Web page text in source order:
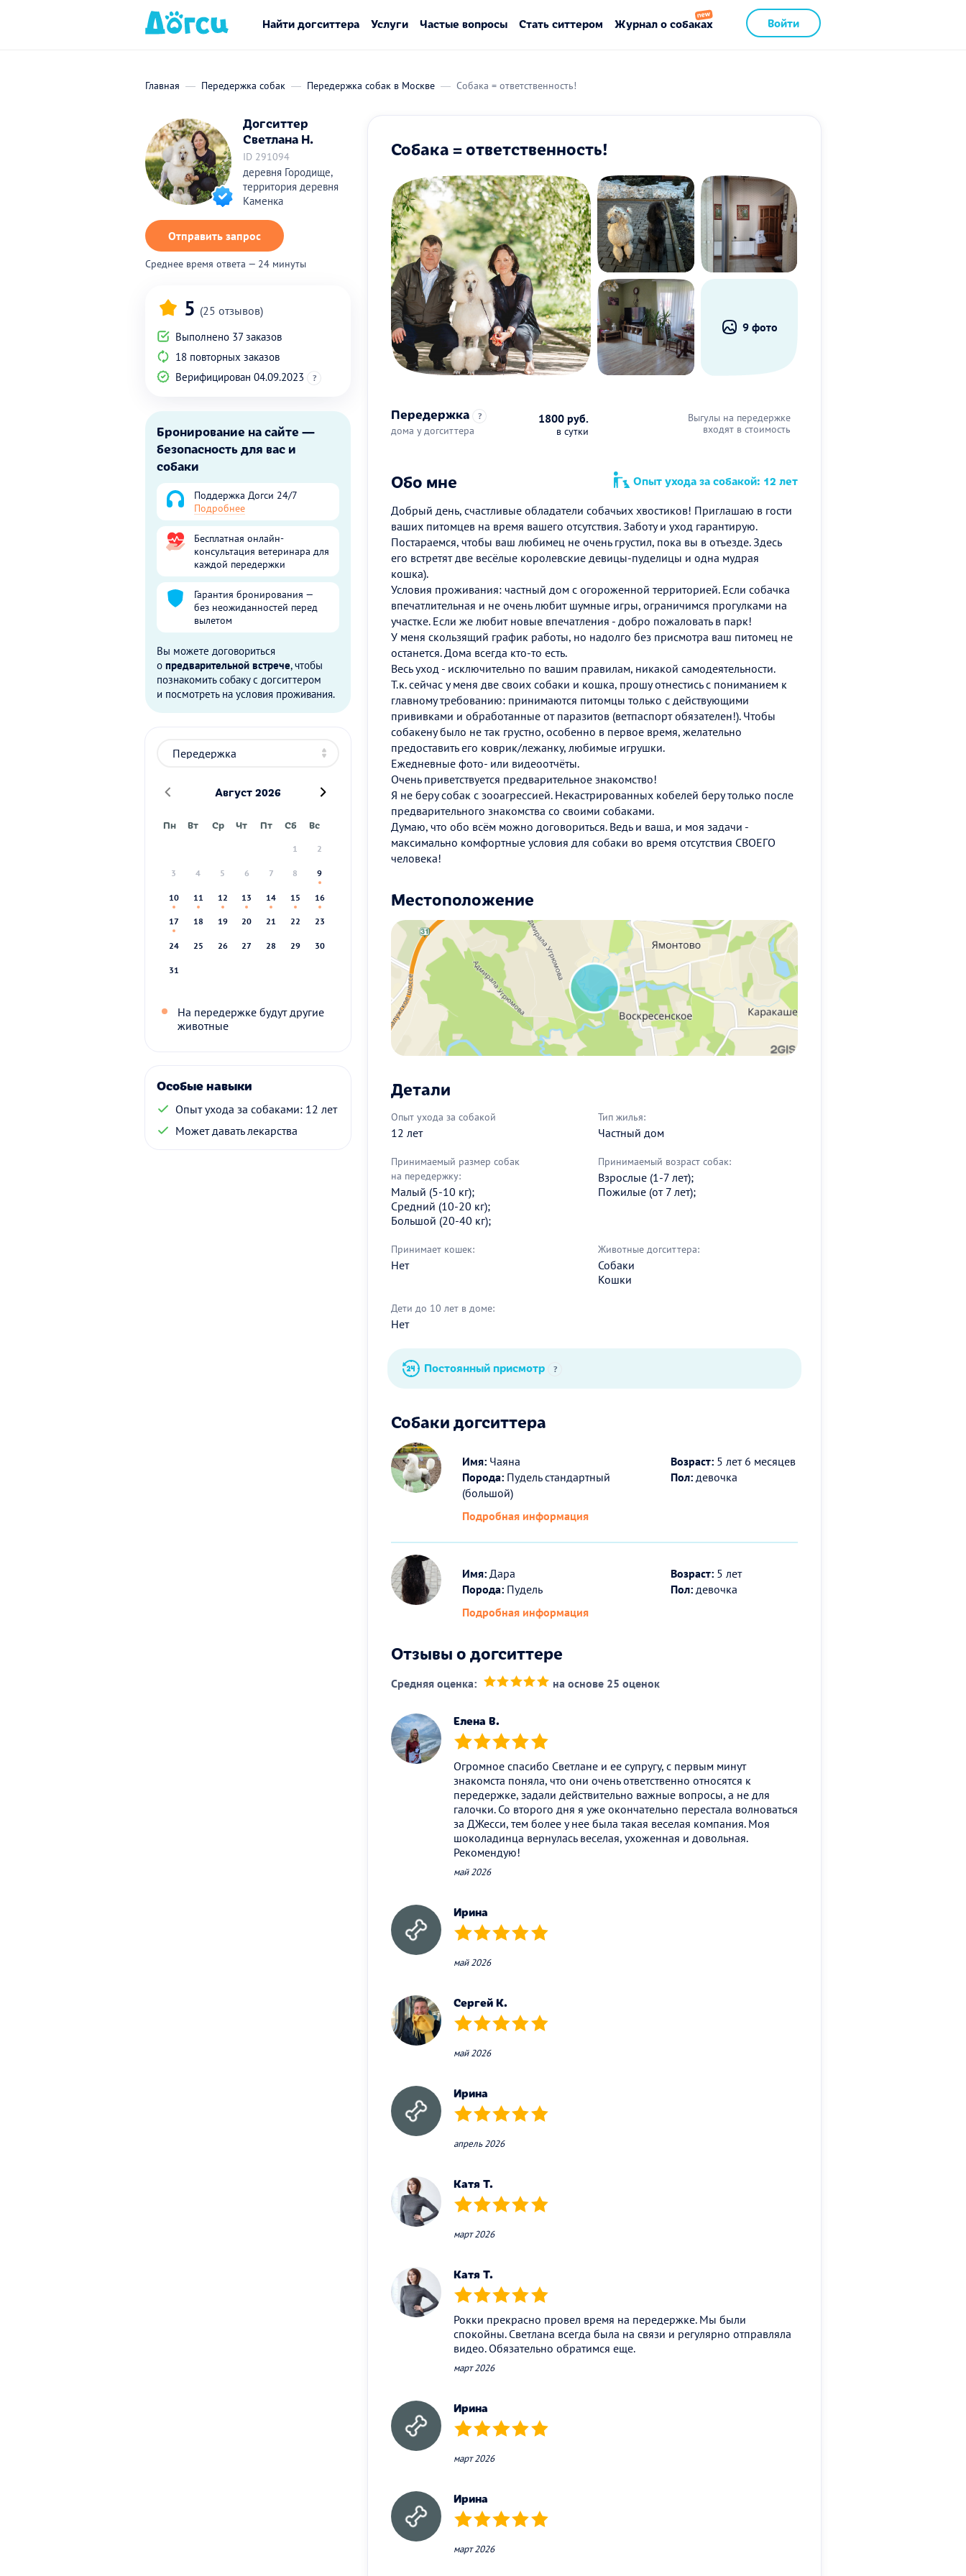
Войти
Найти догситтера Услуги Частые вопросы Стать ситтером Журнал о собаках
Главная Передержка собак Передержка собак в Москве Собака = ответственность!
Догситтер
Светлана Н.
ID 291094
деревня Городище,
территория деревня
Каменка
Отправить запрос
Среднее время ответа — 24 минуты
5 (25 отзывов)
Выполнено 37 заказов
18 повторных заказов
Верифицирован 04.09.2023
?
Бронирование на сайте —
безопасность для вас и
собаки
Поддержка Догси 24/7
Подробнее
Бесплатная онлайн-
консультация ветеринара для
каждой передержки
Гарантия бронирования —
без неожиданностей перед
вылетом
Вы можете договориться
о предварительной встрече, чтобы
познакомить собаку с догситтером
и посмотреть на условия проживания.
Август 2026
Пн Вт Ср Чт Пт Сб Вс
1 2
3 4 5 6 7 8 9
10 11 12 13 14 15 16
17 18 19 20 21 22 23
24 25 26 27 28 29 30
31
На передержке будут другие
животные
Особые навыки
Опыт ухода за собаками: 12 лет
Может давать лекарства
Собака = ответственность!
9 фото
Передержка ?
дома у догситтера
1800 руб.
в сутки
Выгулы на передержке
входят в стоимость
Обо мне Опыт ухода за собакой: 12 лет
Добрый день, счастливые обладатели собачьих хвостиков! Приглашаю в гости
ваших питомцев на время вашего отсутствия. Заботу и уход гарантирую.
Постараемся, чтобы ваш любимец не очень грустил, пока вы в отъезде. Здесь
его встретят две весёлые королевские девицы-пуделицы и одна мудрая
кошка).
Условия проживания: частный дом с огороженной территорией. Если собачка
впечатлительная и не очень любит шумные игры, ограничимся прогулками на
участке. Если же любит новые впечатления - добро пожаловать в парк!
У меня скользящий график работы, но надолго без присмотра ваш питомец не
останется. Дома всегда кто-то есть.
Весь уход - исключительно по вашим правилам, никакой самодеятельности.
Т.к. сейчас у меня две своих собаки и кошка, прошу отнестись с пониманием к
главному требованию: принимаются питомцы только с действующими
прививками и обработанные от паразитов (ветпаспорт обязателен!). Чтобы
собакену было не так грустно, особенно в первое время, желательно
предоставить его коврик/лежанку, любимые игрушки.
Ежедневные фото- или видеоотчёты.
Очень приветствуется предварительное знакомство!
Я не беру собак с зооагрессией. Некастрированных кобелей беру только после
предварительного знакомства со своими собаками.
Думаю, что обо всём можно договориться. Ведь и ваша, и моя задачи -
максимально комфортные условия для собаки во время отсутствия СВОЕГО
человека!
Местоположение
Детали
Опыт ухода за собакой
12 лет
Тип жилья:
Частный дом
Принимаемый размер собак
на передержку:
Малый (5-10 кг);
Средний (10-20 кг);
Большой (20-40 кг);
Принимаемый возраст собак:
Взрослые (1-7 лет);
Пожилые (от 7 лет);
Принимает кошек:
Нет
Животные догситтера:
Собаки
Кошки
Дети до 10 лет в доме:
Нет
Постоянный присмотр ?
Собаки догситтера
Имя: Чаяна
Порода: Пудель стандартный
(большой)
Возраст: 5 лет 6 месяцев
Пол: девочка
Подробная информация
Имя: Дара
Порода: Пудель
Возраст: 5 лет
Пол: девочка
Подробная информация
Отзывы о догситтере
Средняя оценка: на основе 25 оценок
Елена В.
(*) (*) (*) (*) (*)
Огромное спасибо Светлане и ее супругу, с первым минут
знакомста поняла, что они очень ответственно относятся к
передержке, задали действительно важные вопросы, а не для
галочки. Со второго дня я уже окончательно перестала волноваться
за ДЖесси, тем более у нее была такая веселая компания. Моя
шоколадинца вернулась веселая, ухоженная и довольная.
Рекомендую!
май 2026
Ирина
(*) (*) (*) (*) (*)
май 2026
Сергей К.
(*) (*) (*) (*) (*)
май 2026
Ирина
(*) (*) (*) (*) (*)
апрель 2026
Катя Т.
(*) (*) (*) (*) (*)
март 2026
Катя Т.
(*) (*) (*) (*) (*)
Рокки прекрасно провел время на передержке. Мы были
спокойны. Светлана всегда была на связи и регулярно отправляла
видео. Обязательно обратимся еще.
март 2026
Ирина
(*) (*) (*) (*) (*)
март 2026
Ирина
(*) (*) (*) (*) (*)
март 2026